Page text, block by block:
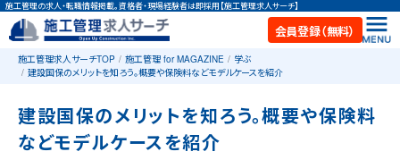
施工管理の求人・転職情報掲載。資格者・現場経験者は即採用【施工管理求人サーチ】
会員登録（無料）
施工管理求人サーチTOP 施工管理 for MAGAZINE
学ぶ
建設国保のメリットを知ろう。概要や保険料などモデルケースを紹介
建設国保のメリットを知ろう。概要や保険料
などモデルケースを紹介